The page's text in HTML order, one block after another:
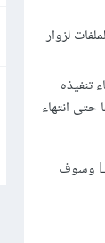
لزوار
تنفيذه
حتى انتهاء
معظم الطرق التي ذكرت لتحسين الموقع هي توصيات اعتيادية لتحسين أداء الموقع لذا إن خصصت بعض الوقت لتحسين موقعك سوف تتحسن قيمة LCP وسوف